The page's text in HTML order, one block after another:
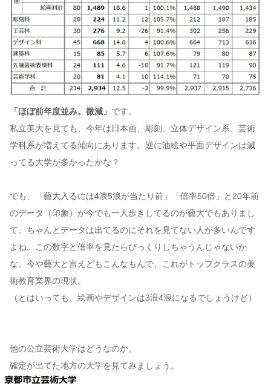
「ほぼ前年度並み。微減」 です。
私立美大を見ても、今年は日本画、彫刻、立体デザイン系、芸術
学科系が増えてる傾向にあります。逆に油絵や平面デザインは減
ってる大学が多かったかな？
でも、「藝大入るには4浪5浪が当たり前」「倍率50倍」と20年前
のデータ（印象）が今でも一人歩きしてるのが藝大でもありまし
て。ちゃんとデータは出てるのにそれを見てない人が多いんです
よね。この数字と倍率を見たらびっくりしちゃうんじゃないか
な。今や藝大と言えどもこんなもんで、これがトップクラスの美
術教育業界の現状。
（とはいっても、絵画やデザインは3浪4浪になるでしょうけど）
他の公立芸術大学はどうなのか。
確定が出てた地方の大学を見てみましょう。